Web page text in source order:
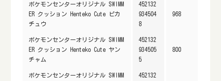
ポケモンセンターオリジナル SWIMM
ER クッション Henteko Cute ピカ
チュウ
452132
934504
8
968
ポケモンセンターオリジナル SWIMM
ER クッション Henteko Cute ヤン
チャム
452132
934505
5
800
ポケモンセンターオリジナル SWIMM
452132